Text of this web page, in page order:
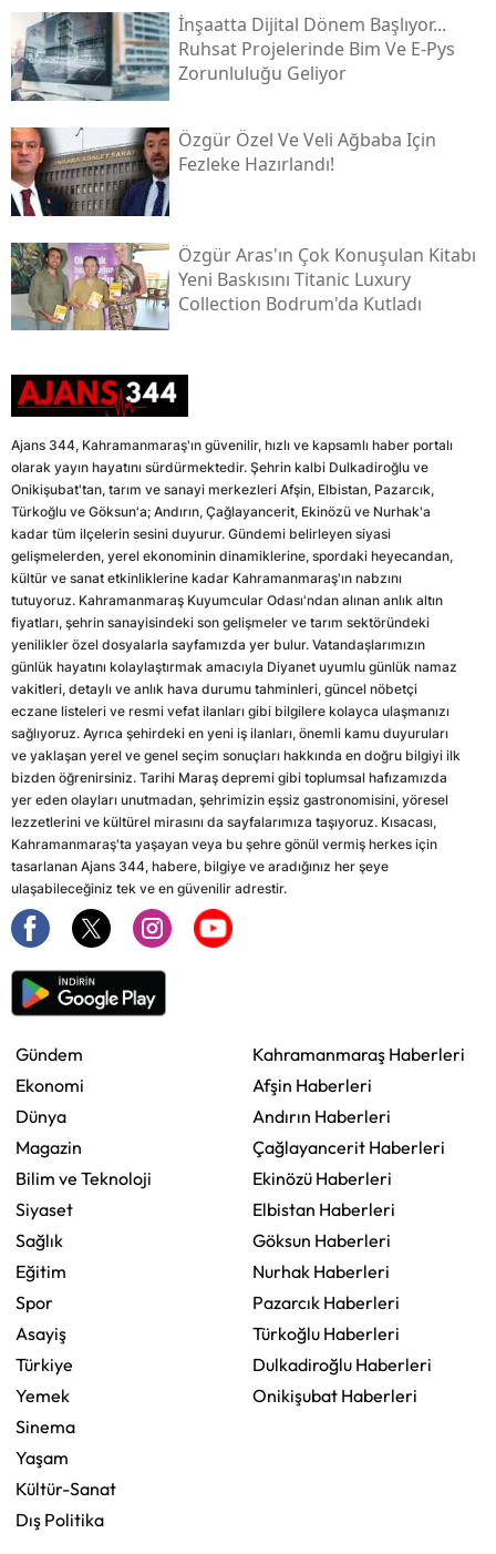
İnşaatta Dijital Dönem Başlıyor...
Ruhsat Projelerinde Bim Ve E-Pys
Zorunluluğu Geliyor
Özgür Özel Ve Veli Ağbaba Için
Fezleke Hazırlandı!
Özgür Aras'ın Çok Konuşulan Kitabı
Yeni Baskısını Titanic Luxury
Collection Bodrum'da Kutladı
Ajans 344, Kahramanmaraş'ın güvenilir, hızlı ve kapsamlı haber portalı
olarak yayın hayatını sürdürmektedir. Şehrin kalbi Dulkadiroğlu ve
Onikişubat'tan, tarım ve sanayi merkezleri Afşin, Elbistan, Pazarcık,
Türkoğlu ve Göksun'a; Andırın, Çağlayancerit, Ekinözü ve Nurhak'a
kadar tüm ilçelerin sesini duyurur. Gündemi belirleyen siyasi
gelişmelerden, yerel ekonominin dinamiklerine, spordaki heyecandan,
kültür ve sanat etkinliklerine kadar Kahramanmaraş'ın nabzını
tutuyoruz. Kahramanmaraş Kuyumcular Odası'ndan alınan anlık altın
fiyatları, şehrin sanayisindeki son gelişmeler ve tarım sektöründeki
yenilikler özel dosyalarla sayfamızda yer bulur. Vatandaşlarımızın
günlük hayatını kolaylaştırmak amacıyla Diyanet uyumlu günlük namaz
vakitleri, detaylı ve anlık hava durumu tahminleri, güncel nöbetçi
eczane listeleri ve resmi vefat ilanları gibi bilgilere kolayca ulaşmanızı
sağlıyoruz. Ayrıca şehirdeki en yeni iş ilanları, önemli kamu duyuruları
ve yaklaşan yerel ve genel seçim sonuçları hakkında en doğru bilgiyi ilk
bizden öğrenirsiniz. Tarihi Maraş depremi gibi toplumsal hafızamızda
yer eden olayları unutmadan, şehrimizin eşsiz gastronomisini, yöresel
lezzetlerini ve kültürel mirasını da sayfalarımıza taşıyoruz. Kısacası,
Kahramanmaraş'ta yaşayan veya bu şehre gönül vermiş herkes için
tasarlanan Ajans 344, habere, bilgiye ve aradığınız her şeye
ulaşabileceğiniz tek ve en güvenilir adrestir.
Gündem
Ekonomi
Dünya
Magazin
Bilim ve Teknoloji
Siyaset
Sağlık
Eğitim
Spor
Asayiş
Türkiye
Yemek
Sinema
Yaşam
Kültür-Sanat
Dış Politika
Kahramanmaraş Haberleri
Afşin Haberleri
Andırın Haberleri
Çağlayancerit Haberleri
Ekinözü Haberleri
Elbistan Haberleri
Göksun Haberleri
Nurhak Haberleri
Pazarcık Haberleri
Türkoğlu Haberleri
Dulkadiroğlu Haberleri
Onikişubat Haberleri